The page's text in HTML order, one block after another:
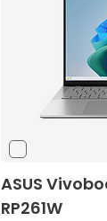
ASUS
RP261W